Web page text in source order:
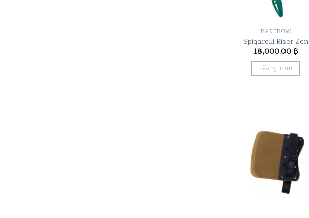
the
page
BAREBOW
Spigarelli Riser Zen
18,000.00 ฿
เลือกรูปแบบ
The
options
may
be
chosen